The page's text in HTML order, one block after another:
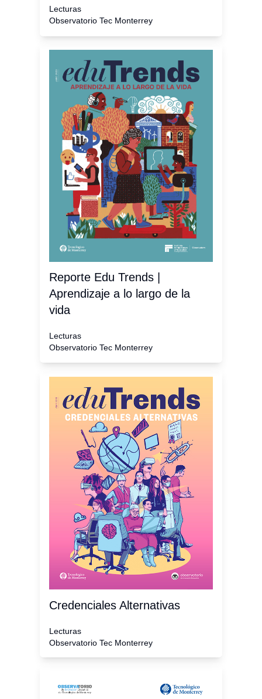
Lecturas
Observatorio Tec Monterrey
Reporte Edu Trends |
Aprendizaje a lo largo de la
vida
Lecturas
Observatorio Tec Monterrey
Credenciales Alternativas
Lecturas
Observatorio Tec Monterrey